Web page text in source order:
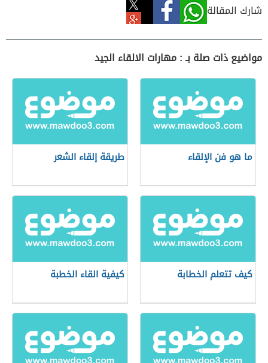
شارك المقالة
مواضيع ذات صلة بـ : مهارات الالقاء الجيد
ما هو فن الإلقاء طريقة إلقاء الشعر
كيف تتعلم الخطابة كيفية القاء الخطبة